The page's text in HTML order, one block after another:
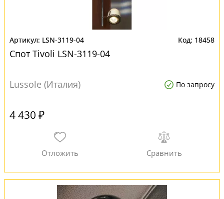
LSN-3119-04 18458
Спот Tivoli LSN-3119-04
Lussole (Италия) По запросу
4 430 ₽